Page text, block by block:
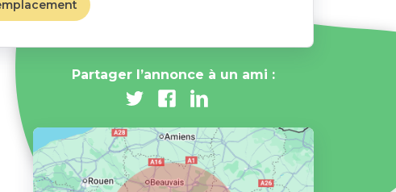
Partager l’annonce à un ami :